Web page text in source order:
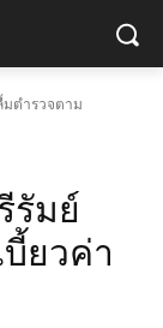
มตำรวจตาม
รัมย์
ยวค่า